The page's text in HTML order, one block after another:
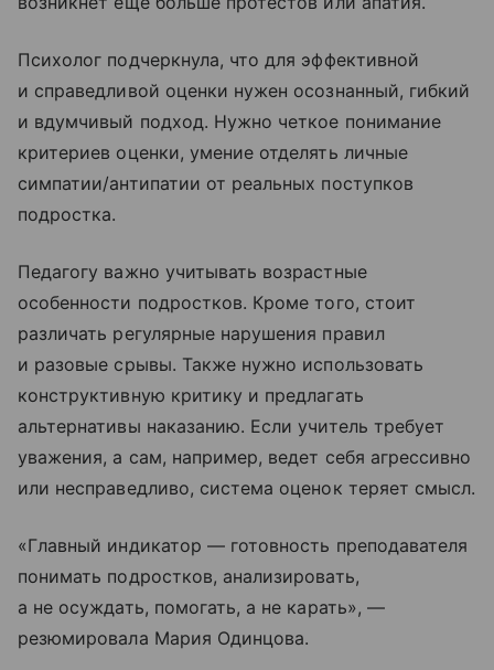
Психолог подчеркнула, что для эффективной
и справедливой оценки нужен осознанный, гибкий
и вдумчивый подход. Нужно четкое понимание
критериев оценки, умение отделять личные
симпатии/антипатии от реальных поступков
подростка.
Педагогу важно учитывать возрастные
особенности подростков. Кроме того, стоит
различать регулярные нарушения правил
и разовые срывы. Также нужно использовать
конструктивную критику и предлагать
альтернативы наказанию. Если учитель требует
уважения, а сам, например, ведет себя агрессивно
или несправедливо, система оценок теряет смысл.
«Главный индикатор — готовность преподавателя
понимать подростков, анализировать,
а не осуждать, помогать, а не карать», —
резюмировала Мария Одинцова.